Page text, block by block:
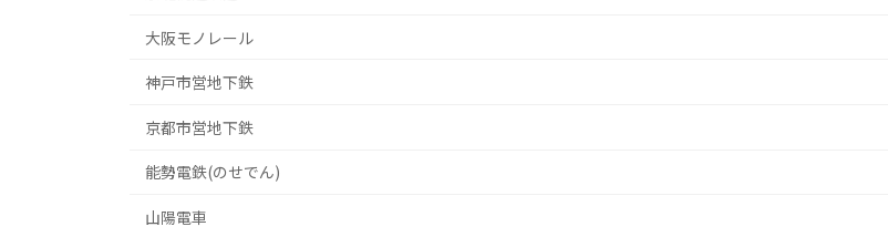
大阪モノレール
神戸市営地下鉄
京都市営地下鉄
能勢電鉄(のせでん)
山陽電車